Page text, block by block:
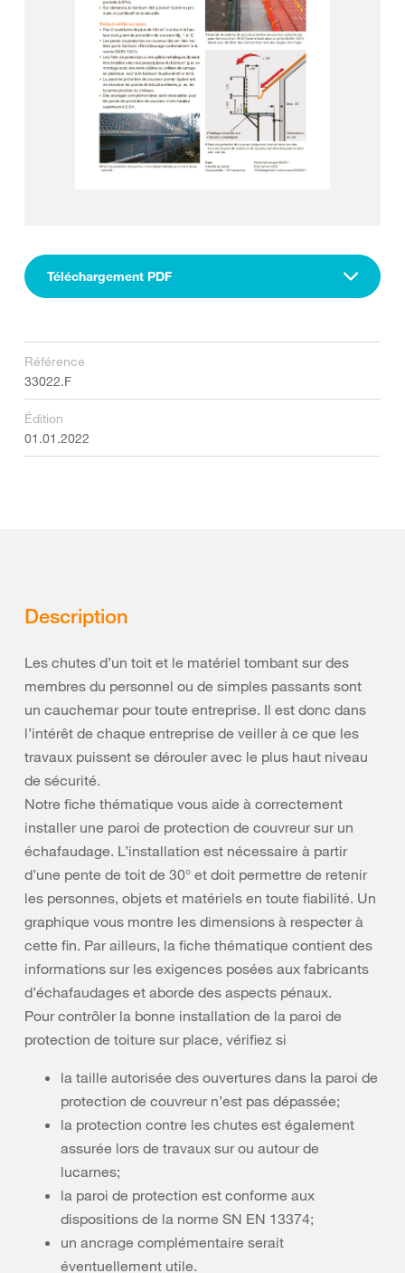
Téléchargement PDF
Référence
33022.F
Édition
01.01.2022
Description
Les chutes d’un toit et le matériel tombant sur des
membres du personnel ou de simples passants sont
un cauchemar pour toute entreprise. Il est donc dans
l’intérêt de chaque entreprise de veiller à ce que les
travaux puissent se dérouler avec le plus haut niveau
de sécurité.
Notre fiche thématique vous aide à correctement
installer une paroi de protection de couvreur sur un
échafaudage. L’installation est nécessaire à partir
d’une pente de toit de 30° et doit permettre de retenir
les personnes, objets et matériels en toute fiabilité. Un
graphique vous montre les dimensions à respecter à
cette fin. Par ailleurs, la fiche thématique contient des
informations sur les exigences posées aux fabricants
d’échafaudages et aborde des aspects pénaux.
Pour contrôler la bonne installation de la paroi de
protection de toiture sur place, vérifiez si
la taille autorisée des ouvertures dans la paroi de
protection de couvreur n’est pas dépassée;
la protection contre les chutes est également
assurée lors de travaux sur ou autour de
lucarnes;
la paroi de protection est conforme aux
dispositions de la norme SN EN 13374;
un ancrage complémentaire serait
éventuellement utile.